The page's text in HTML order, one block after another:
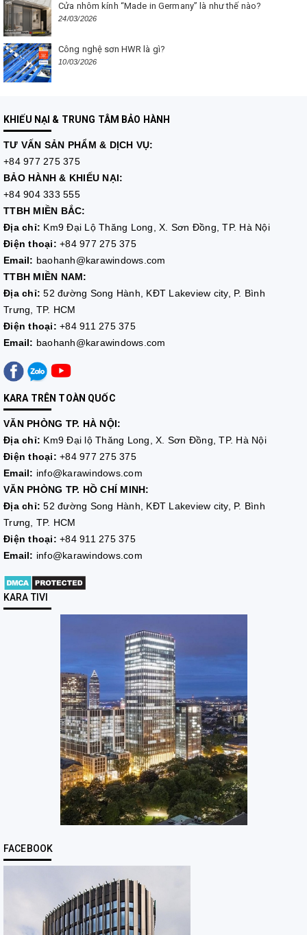
Cửa nhôm kính “Made in Germany” là như thế nào?
24/03/2026
Công nghệ sơn HWR là gì?
10/03/2026
KHIẾU NẠI & TRUNG TÂM BẢO HÀNH
TƯ VẤN SẢN PHẨM & DỊCH VỤ:
+84 977 275 375
BẢO HÀNH & KHIẾU NẠI:
+84 904 333 555
TTBH MIỀN BẮC:
Địa chỉ: Km9 Đại Lộ Thăng Long, X. Sơn Đồng, TP. Hà Nội
Điện thoại: +84 977 275 375
Email: baohanh@karawindows.com
TTBH MIỀN NAM:
Địa chỉ: 52 đường Song Hành, KĐT Lakeview city, P. Bình
Trưng, TP. HCM
Điện thoại: +84 911 275 375
Email: baohanh@karawindows.com
KARA TRÊN TOÀN QUỐC
VĂN PHÒNG TP. HÀ NỘI:
Địa chỉ: Km9 Đại lộ Thăng Long, X. Sơn Đồng, TP. Hà Nội
Điện thoại: +84 977 275 375
Email: info@karawindows.com
VĂN PHÒNG TP. HỒ CHÍ MINH:
Địa chỉ:52 đường Song Hành, KĐT Lakeview city, P. Bình
Trưng, TP. HCM
Điện thoại: +84 911 275 375
Email: info@karawindows.com
KARA TIVI
FACEBOOK